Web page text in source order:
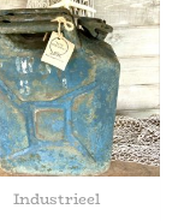
Industrieel